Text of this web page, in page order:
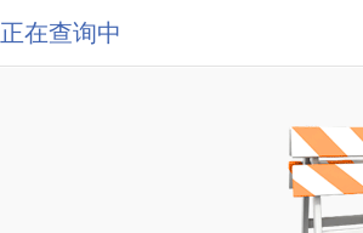
正在查询中